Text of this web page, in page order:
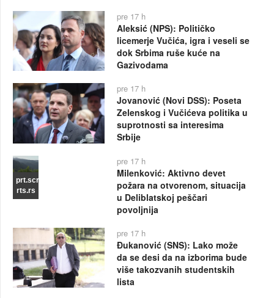
pre 17 h
Aleksić (NPS): Političko
licemerje Vučića, igra i veseli se
dok Srbima ruše kuće na
Gazivodama
pre 17 h
Jovanović (Novi DSS): Poseta
Zelenskog i Vučićeva politika u
suprotnosti sa interesima
Srbije
prt.scr
rts.rs
pre 17 h
Milenković: Aktivno devet
požara na otvorenom, situacija
u Deliblatskoj peščari
povoljnija
pre 17 h
Đukanović (SNS): Lako može
da se desi da na izborima bude
više takozvanih studentskih
lista